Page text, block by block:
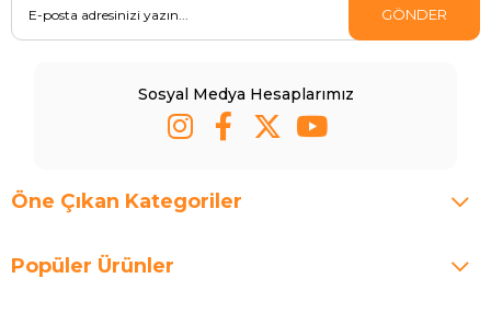
GÖNDER
Sosyal Medya Hesaplarımız
Öne Çıkan Kategoriler
Popüler Ürünler